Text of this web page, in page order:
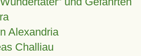
Alexandria
Challiau